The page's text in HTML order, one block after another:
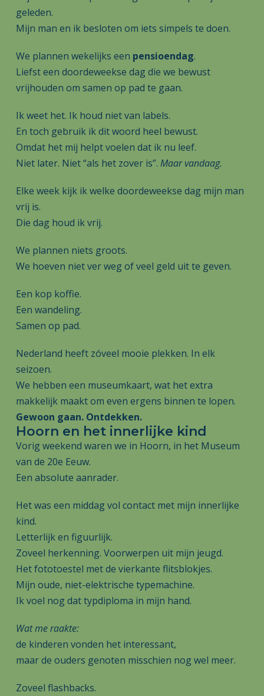
geleden.
Mijn man en ik besloten om iets simpels te doen.
We plannen wekelijks een pensioendag.
Liefst een doordeweekse dag die we bewust
vrijhouden om samen op pad te gaan.
Ik weet het. Ik houd niet van labels.
En toch gebruik ik dit woord heel bewust.
Omdat het mij helpt voelen dat ik nu leef.
Niet later. Niet “als het zover is”. Maar vandaag.
Elke week kijk ik welke doordeweekse dag mijn man
vrij is.
Die dag houd ik vrij.
We plannen niets groots.
We hoeven niet ver weg of veel geld uit te geven.
Een kop koffie.
Een wandeling.
Samen op pad.
Nederland heeft zóveel mooie plekken. In elk
seizoen.
We hebben een museumkaart, wat het extra
makkelijk maakt om even ergens binnen te lopen.
Gewoon gaan. Ontdekken.
Hoorn en het innerlijke kind
Vorig weekend waren we in Hoorn, in het Museum
van de 20e Eeuw.
Een absolute aanrader.
Het was een middag vol contact met mijn innerlijke
kind.
Letterlijk en figuurlijk.
Zoveel herkenning. Voorwerpen uit mijn jeugd.
Het fototoestel met de vierkante flitsblokjes.
Mijn oude, niet-elektrische typemachine.
Ik voel nog dat typdiploma in mijn hand.
Wat me raakte:
de kinderen vonden het interessant,
maar de ouders genoten misschien nog wel meer.
Zoveel flashbacks.